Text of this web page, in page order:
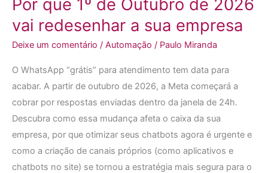
Por que 1º de Outubro de 2026
vai redesenhar a sua empresa
Deixe um comentário / Automação / Paulo Miranda
O WhatsApp “grátis” para atendimento tem data para
acabar. A partir de outubro de 2026, a Meta começará a
cobrar por respostas enviadas dentro da janela de 24h.
Descubra como essa mudança afeta o caixa da sua
empresa, por que otimizar seus chatbots agora é urgente e
como a criação de canais próprios (como aplicativos e
chatbots no site) se tornou a estratégia mais segura para o
vai
redesenhar
a
empresa